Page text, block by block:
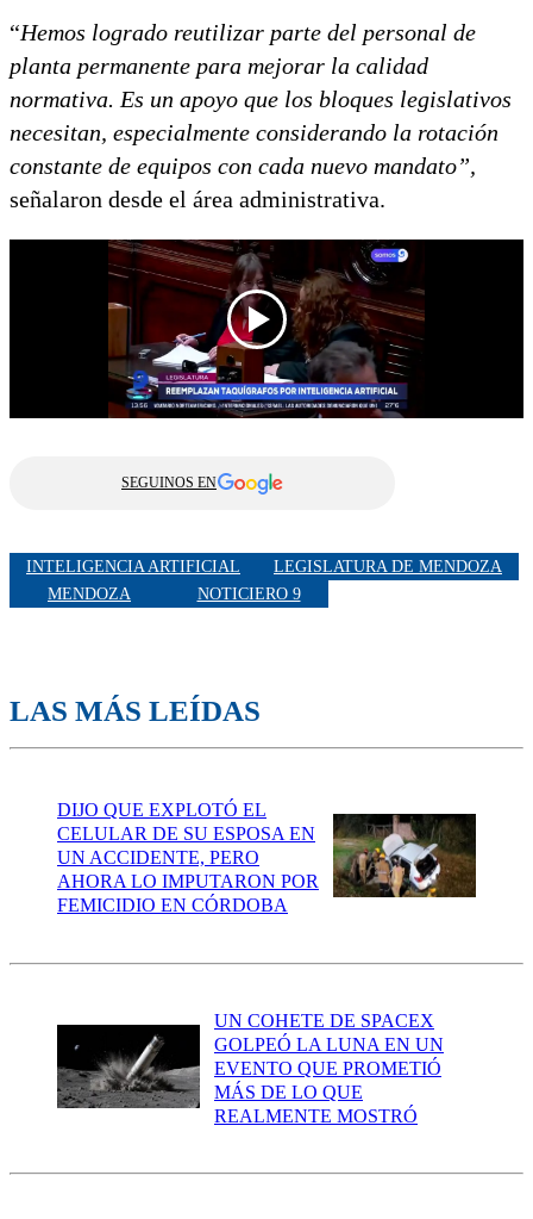
“Hemos logrado reutilizar parte del personal de
planta permanente para mejorar la calidad
normativa. Es un apoyo que los bloques legislativos
necesitan, especialmente considerando la rotación
constante de equipos con cada nuevo mandato”,
señalaron desde el área administrativa.
SEGUINOS EN
INTELIGENCIA ARTIFICIAL
LEGISLATURA DE MENDOZA
MENDOZA
NOTICIERO 9
LAS MÁS LEÍDAS
DIJO QUE EXPLOTÓ EL
CELULAR DE SU ESPOSA EN
UN ACCIDENTE, PERO
AHORA LO IMPUTARON POR
FEMICIDIO EN CÓRDOBA
UN COHETE DE SPACEX
GOLPEÓ LA LUNA EN UN
EVENTO QUE PROMETIÓ
MÁS DE LO QUE
REALMENTE MOSTRÓ